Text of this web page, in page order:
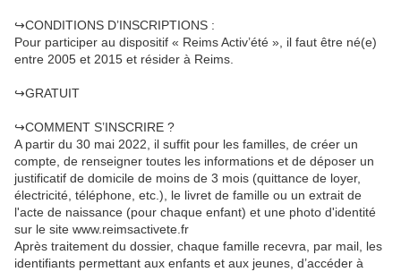
↪️CONDITIONS D’INSCRIPTIONS :
Pour participer au dispositif « Reims Activ’été », il faut être né(e)
entre 2005 et 2015 et résider à Reims.
↪️GRATUIT
↪️COMMENT S’INSCRIRE ?
A partir du 30 mai 2022, il suffit pour les familles, de créer un
compte, de renseigner toutes les informations et de déposer un
justificatif de domicile de moins de 3 mois (quittance de loyer,
électricité, téléphone, etc.), le livret de famille ou un extrait de
l'acte de naissance (pour chaque enfant) et une photo d'identité
sur le site www.reimsactivete.fr
Après traitement du dossier, chaque famille recevra, par mail, les
identifiants permettant aux enfants et aux jeunes, d’accéder à